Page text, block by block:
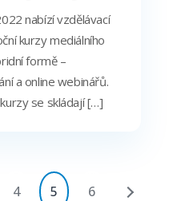
nabízí vzdělávací
kurzy mediálního
formě –
a online webinářů.
se skládají […]
4 5 6